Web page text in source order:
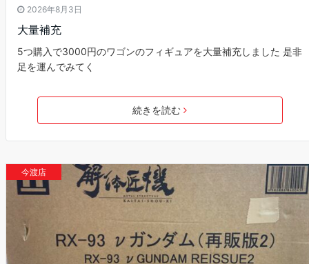
2026年8月3日
大量補充
5つ購入で3000円のワゴンのフィギュアを大量補充しました 是非
足を運んでみてく
続きを読む
今渡店